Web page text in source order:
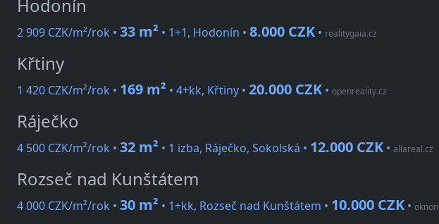
Hodonín
2 909 CZK/m²/rok • 33 m² • 1+1, Hodonín • 8.000 CZK • realitygaia.cz
Křtiny
1 420 CZK/m²/rok • 169 m² • 4+kk, Křtiny • 20.000 CZK • openreality.cz
Ráječko
4 500 CZK/m²/rok • 32 m² • 1 izba, Ráječko, Sokolská • 12.000 CZK • allareal.cz
Rozseč nad Kunštátem
4 000 CZK/m²/rok • 30 m² • 1+kk, Rozseč nad Kunštátem • 10.000 CZK •